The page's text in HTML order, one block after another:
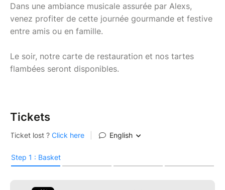
Dans une ambiance musicale assurée par Alexs,
venez profiter de cette journée gourmande et festive
entre amis ou en famille.
Le soir, notre carte de restauration et nos tartes
flambées seront disponibles.
Tickets